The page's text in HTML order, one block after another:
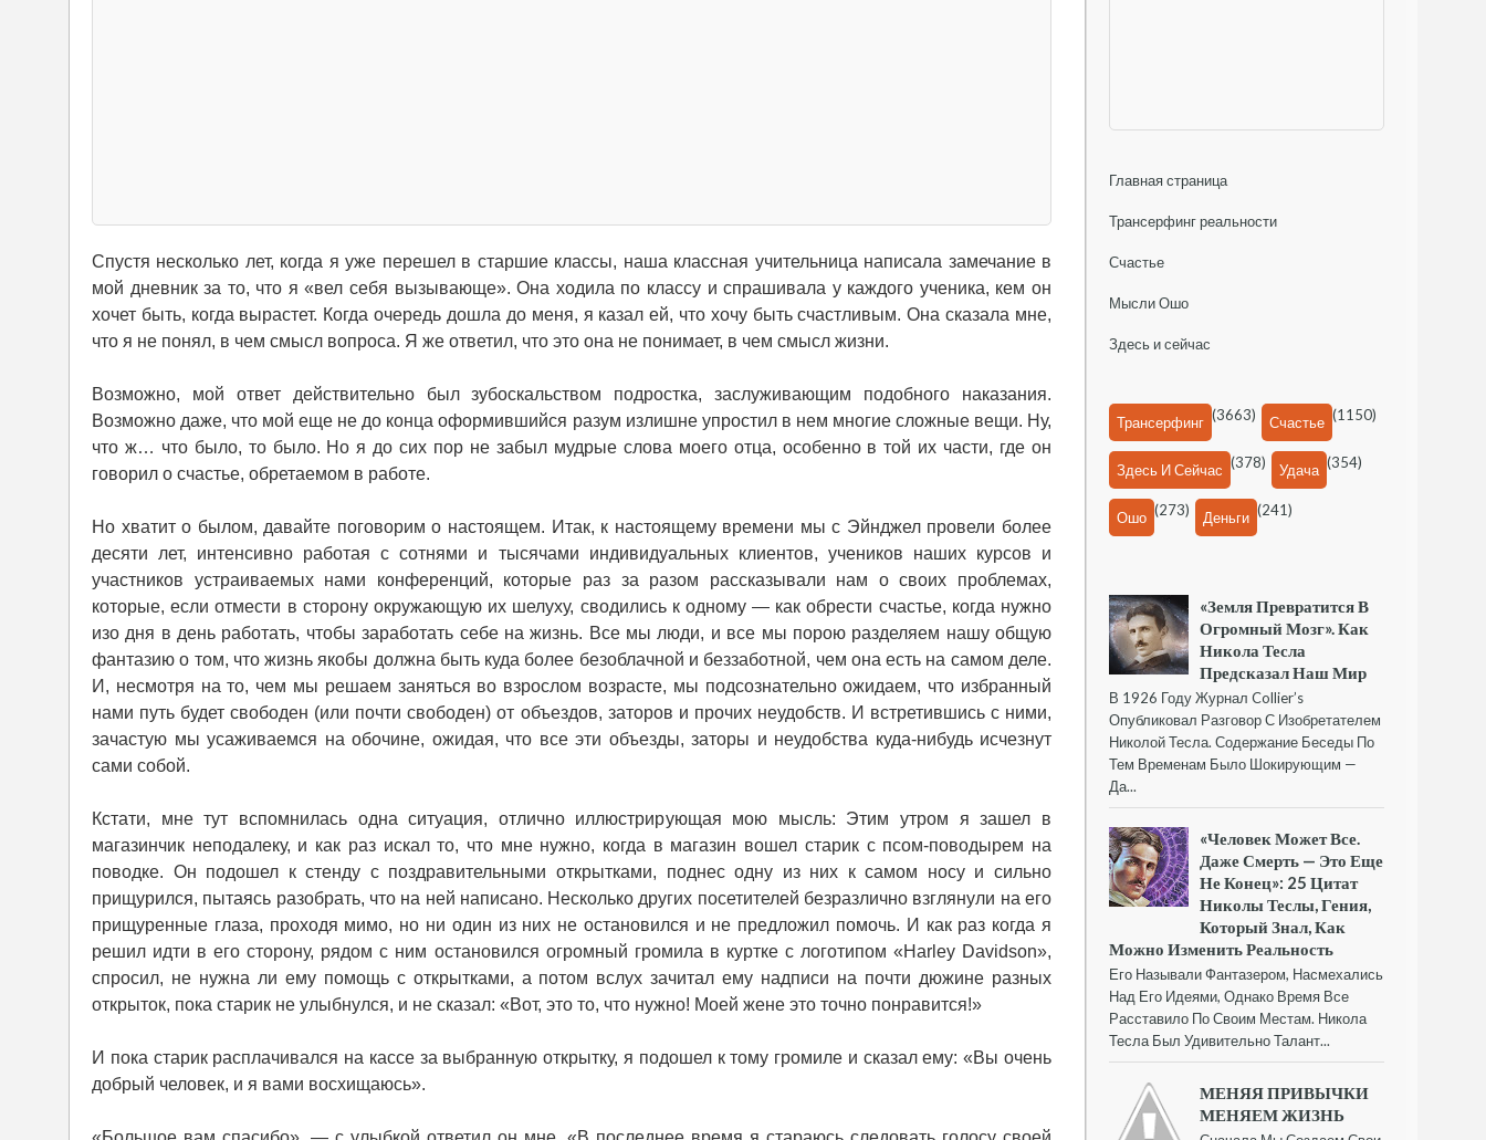
Спустя несколько лет, когда я уже перешел в старшие классы, наша классная учительница написала замечание в
мой дневник за то, что я «вел себя вызывающе». Она ходила по классу и спрашивала у каждого ученика, кем он
хочет быть, когда вырастет. Когда очередь дошла до меня, я казал ей, что хочу быть счастливым. Она сказала мне,
что я не понял, в чем смысл вопроса. Я же ответил, что это она не понимает, в чем смысл жизни.
Возможно, мой ответ действительно был зубоскальством подростка, заслуживающим подобного наказания.
Возможно даже, что мой еще не до конца оформившийся разум излишне упростил в нем многие сложные вещи. Ну,
что ж… что было, то было. Но я до сих пор не забыл мудрые слова моего отца, особенно в той их части, где он
говорил о счастье, обретаемом в работе.
Но хватит о былом, давайте поговорим о настоящем. Итак, к настоящему времени мы с Эйнджел провели более
десяти лет, интенсивно работая с сотнями и тысячами индивидуальных клиентов, учеников наших курсов и
участников устраиваемых нами конференций, которые раз за разом рассказывали нам о своих проблемах,
которые, если отмести в сторону окружающую их шелуху, сводились к одному — как обрести счастье, когда нужно
изо дня в день работать, чтобы заработать себе на жизнь. Все мы люди, и все мы порою разделяем нашу общую
фантазию о том, что жизнь якобы должна быть куда более безоблачной и беззаботной, чем она есть на самом деле.
И, несмотря на то, чем мы решаем заняться во взрослом возрасте, мы подсознательно ожидаем, что избранный
нами путь будет свободен (или почти свободен) от объездов, заторов и прочих неудобств. И встретившись с ними,
зачастую мы усаживаемся на обочине, ожидая, что все эти объезды, заторы и неудобства куда-нибудь исчезнут
сами собой.
Кстати, мне тут вспомнилась одна ситуация, отлично иллюстрирующая мою мысль: Этим утром я зашел в
магазинчик неподалеку, и как раз искал то, что мне нужно, когда в магазин вошел старик с псом-поводырем на
поводке. Он подошел к стенду с поздравительными открытками, поднес одну из них к самом носу и сильно
прищурился, пытаясь разобрать, что на ней написано. Несколько других посетителей безразлично взглянули на его
прищуренные глаза, проходя мимо, но ни один из них не остановился и не предложил помочь. И как раз когда я
решил идти в его сторону, рядом с ним остановился огромный громила в куртке с логотипом «Harley Davidson»,
спросил, не нужна ли ему помощь с открытками, а потом вслух зачитал ему надписи на почти дюжине разных
открыток, пока старик не улыбнулся, и не сказал: «Вот, это то, что нужно! Моей жене это точно понравится!»
И пока старик расплачивался на кассе за выбранную открытку, я подошел к тому громиле и сказал ему: «Вы очень
добрый человек, и я вами восхищаюсь».
Главная страница
Трансерфинг реальности
Счастье
Мысли Ошо
Здесь и сейчас
Трансерфинг (3663) Счастье (1150)
Здесь И Сейчас (378) Удача (354)
Ошо (273) Деньги (241)
«Земля Превратится В
Огромный Мозг». Как
Никола Тесла
Предсказал Наш Мир
В 1926 Году Журнал Collier’s
Опубликовал Разговор С Изобретателем
Николой Тесла. Содержание Беседы По
Тем Временам Было Шокирующим —
Да...
«Человек Может Все.
Даже Смерть — Это Еще
Не Конец»: 25 Цитат
Николы Теслы, Гения,
Который Знал, Как
Можно Изменить Реальность
Его Называли Фантазером, Насмехались
Над Его Идеями, Однако Время Все
Расставило По Своим Местам. Никола
Тесла Был Удивительно Талант...
МЕНЯЯ ПРИВЫЧКИ
МЕНЯЕМ ЖИЗНЬ